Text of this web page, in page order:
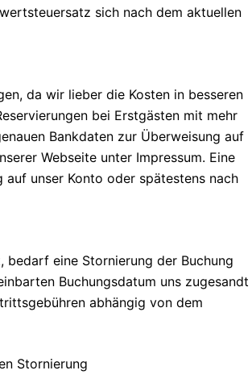
sich nach dem aktuellen
da wir lieber die Kosten in besseren
bei Erstgästen mit mehr
Bankdaten zur Überweisung auf
Webseite unter Impressum. Eine
unser Konto oder spätestens nach
bedarf eine Stornierung der Buchung
Buchungsdatum uns zugesandt
abhängig von dem
Stornierung